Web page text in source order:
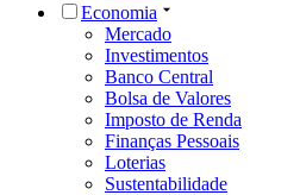
Economia
Mercado
Investimentos
Banco Central
Bolsa de Valores
Imposto de Renda
Finanças Pessoais
Loterias
Sustentabilidade